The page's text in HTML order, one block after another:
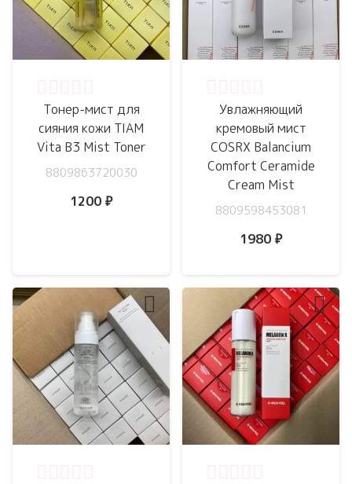
Тонер-мист для
сияния кожи TIAM
Vita B3 Mist Toner
8809863720030
1200 ₽
Увлажняющий
кремовый мист
COSRX Balancium
Comfort Ceramide
Cream Mist
8809598453081
1980 ₽